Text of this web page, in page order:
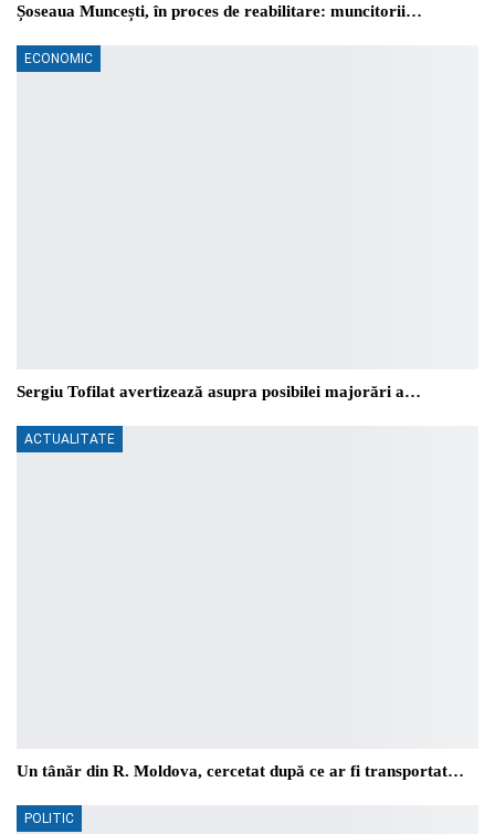
Șoseaua Muncești, în proces de reabilitare: muncitorii…
ECONOMIC
Sergiu Tofilat avertizează asupra posibilei majorări a…
ACTUALITATE
Un tânăr din R. Moldova, cercetat după ce ar fi transportat…
POLITIC